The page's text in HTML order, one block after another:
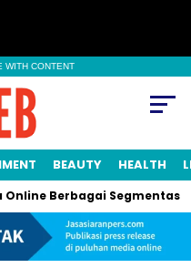
WITH CONTENT
BEAUTY HEALTH
Berbagai Segmentasi